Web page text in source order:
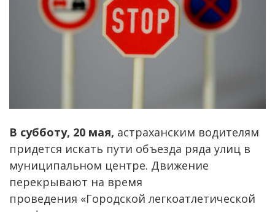
В субботу, 20 мая, астраханским водителям
придется искать пути объезда ряда улиц в
муниципальном центре. Движение
перекрывают на время
проведения «Городской легкоатлетической